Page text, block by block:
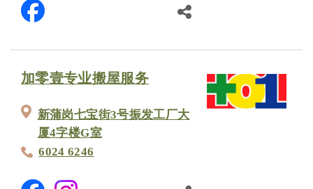
加零壹专业搬屋服务
新蒲岗七宝街3号振发工厂大
厦4字楼G室
6024 6246